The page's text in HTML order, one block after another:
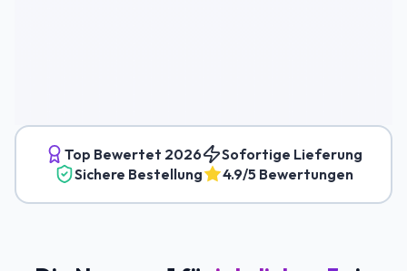
Top Bewertet 2026
Sofortige Lieferung
Sichere Bestellung
4.9/5 Bewertungen